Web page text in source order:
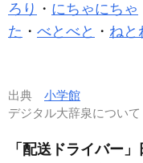
ろり ・ にちゃにちゃ
た ・ べとべと ・ ねと
出典 小学館
デジタル大辞泉につい
「配送ドライバー